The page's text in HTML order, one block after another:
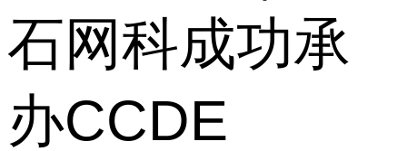
石网科成功承
办CCDE